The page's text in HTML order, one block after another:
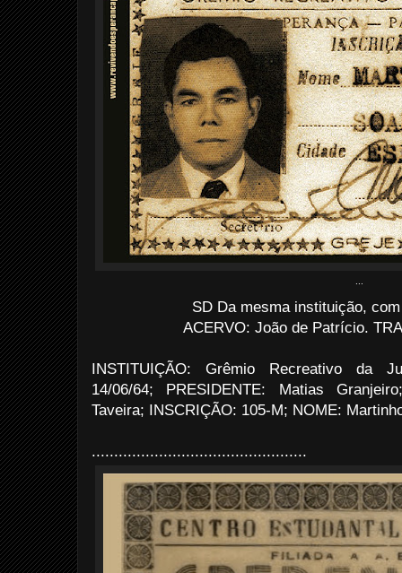
SD Da mesma instituição,
ACERVO: João de Patrício.
INSTITUIÇÃO: Grêmio Recreativo da
14/06/64; PRESIDENTE: Matias
Taveira; INSCRIÇÃO: 105-M; NOME:
................................................